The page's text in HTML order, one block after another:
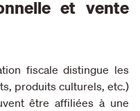
et vente
fiscale distingue les
produits culturels, etc.)
être affiliées à une